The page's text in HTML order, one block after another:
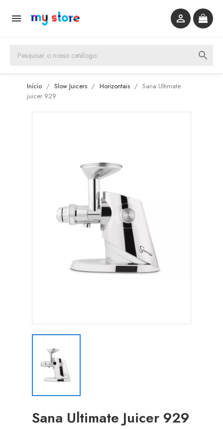
 
search
Início Slow Juicers Horizontais
Sana Ultimate
juicer 929
Sana Ultimate Juicer 929